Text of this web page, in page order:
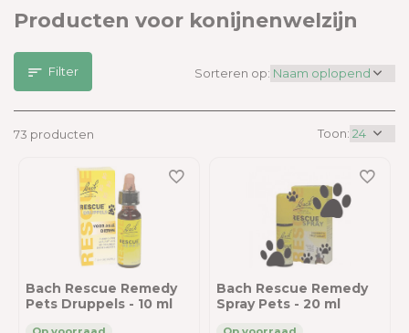
Producten voor konijnenwelzijn
Filter
73 producten Toon:
Sorteren op:
Bach Rescue Remedy
Pets Druppels - 10 ml
Bach Rescue Remedy
Spray Pets - 20 ml